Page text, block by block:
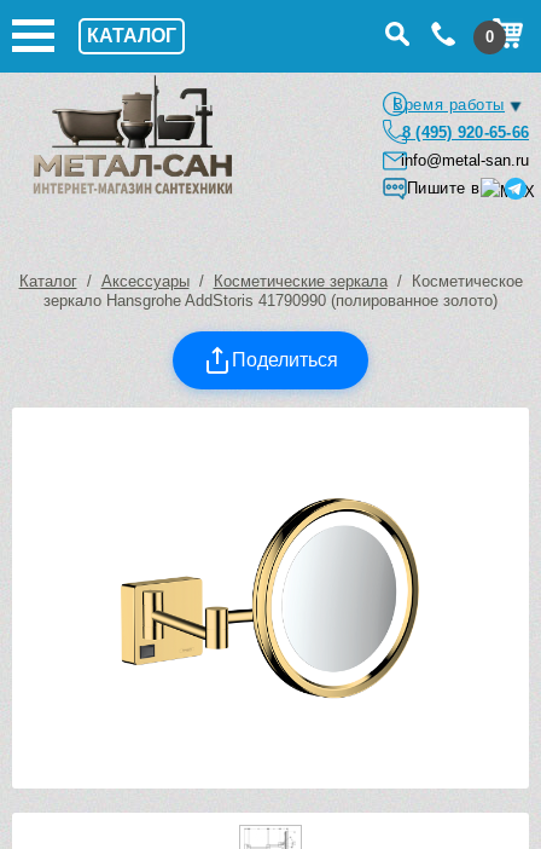
КАТАЛОГ 0
Время работы
8 (495) 920-65-66
info@metal-san.ru
Пишите в
Каталог/ Аксессуары/ Косметические зеркала/ Косметическое
зеркало Hansgrohe AddStoris 41790990 (полированное золото)
Поделиться